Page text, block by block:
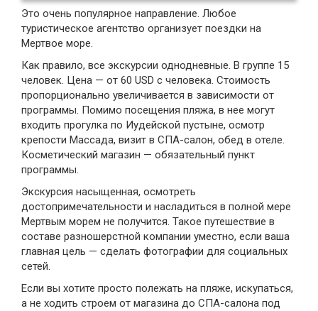
Это очень популярное направление. Любое
туристическое агентство организует поездки на
Мертвое море.
Как правило, все экскурсии однодневные. В группе 15
человек. Цена — от 60 USD с человека. Стоимость
пропорционально увеличивается в зависимости от
программы. Помимо посещения пляжа, в нее могут
входить прогулка по Иудейской пустыне, осмотр
крепости Массада, визит в СПА-салон, обед в отеле.
Косметический магазин — обязательный пункт
программы.
Экскурсия насыщенная, осмотреть
достопримечательности и насладиться в полной мере
Мертвым морем не получится. Такое путешествие в
составе разношерстной компании уместно, если ваша
главная цель — сделать фотографии для социальных
сетей.
Если вы хотите просто полежать на пляже, искупаться,
а не ходить строем от магазина до СПА-салона под